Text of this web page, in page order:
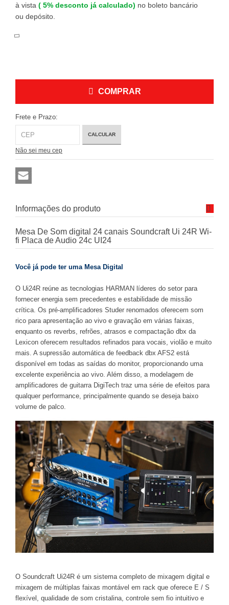
à vista ( 5% desconto já calculado) no boleto bancário
ou depósito.
COMPRAR
Frete e Prazo:
CALCULAR
Não sei meu cep
Informações do produto
Mesa De Som digital 24 canais Soundcraft Ui 24R Wi-
fi Placa de Audio 24c UI24
Você já pode ter uma Mesa Digital
O Ui24R reúne as tecnologias HARMAN líderes do setor para
fornecer energia sem precedentes e estabilidade de missão
crítica. Os pré-amplificadores Studer renomados oferecem som
rico para apresentação ao vivo e gravação em várias faixas,
enquanto os reverbs, refrões, atrasos e compactação dbx da
Lexicon oferecem resultados refinados para vocais, violão e muito
mais. A supressão automática de feedback dbx AFS2 está
disponível em todas as saídas do monitor, proporcionando uma
excelente experiência ao vivo. Além disso, a modelagem de
amplificadores de guitarra DigiTech traz uma série de efeitos para
qualquer performance, principalmente quando se deseja baixo
volume de palco.
O Soundcraft Ui24R é um sistema completo de mixagem digital e
mixagem de múltiplas faixas montável em rack que oferece E / S
flexível, qualidade de som cristalina, controle sem fio intuitivo e